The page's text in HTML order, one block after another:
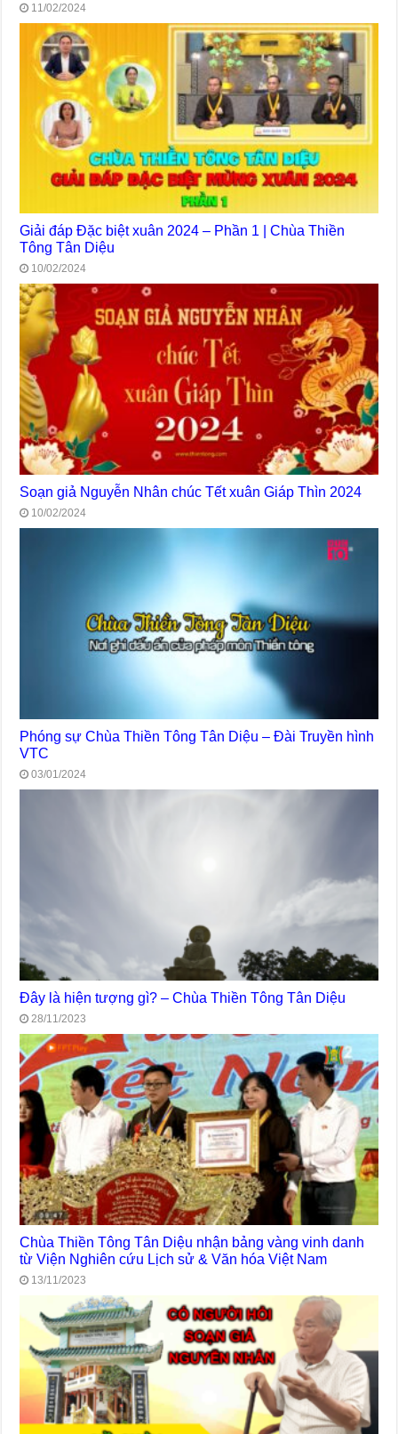
11/02/2024
Giải đáp Đặc biệt xuân 2024 – Phần 1 | Chùa Thiền
Tông Tân Diệu
10/02/2024
Soạn giả Nguyễn Nhân chúc Tết xuân Giáp Thìn 2024
10/02/2024
Phóng sự Chùa Thiền Tông Tân Diệu – Đài Truyền hình
VTC
03/01/2024
Đây là hiện tượng gì? – Chùa Thiền Tông Tân Diệu
28/11/2023
Chùa Thiền Tông Tân Diệu nhận bảng vàng vinh danh
từ Viện Nghiên cứu Lịch sử & Văn hóa Việt Nam
13/11/2023